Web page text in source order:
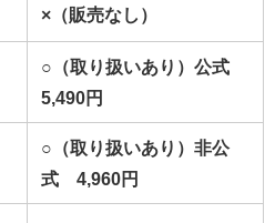
×（販売なし）
○（取り扱いあり）公式
5,490円
○（取り扱いあり）非公
式 4,960円